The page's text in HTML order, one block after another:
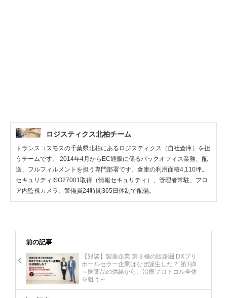
ロジスティクス北柏チーム
トランスコスモスの千葉県北柏にあるロジスティクス（自社倉庫）を担
うチームです。 2014年4月からEC通販に係るバックオフィス業務、配
送、フルフィルメントを担う専門部署です。倉庫の利用面積4,110坪。
セキュリティISO27001取得（情報セキュリティ）、管理者常駐、フロ
ア内監視カメラ、警備員24時間365日体制で配備。
前の記事
【対談】製薬企業 第３極の販路圏 DXプリ
ホールセラー企業はなぜ誕生した？ 第1弾
～医薬品の供給から、治療プロトコル全体
を狙う～